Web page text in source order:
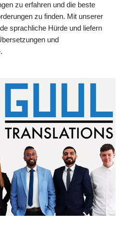
zu erfahren und die beste
zu finden. Mit unserer
sprachliche Hürde und liefern
und